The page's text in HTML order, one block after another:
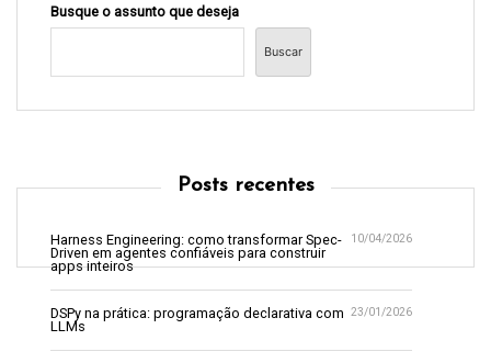
Busque o assunto que deseja
Buscar
Posts recentes
Harness Engineering: como transformar Spec-
Driven em agentes confiáveis para construir
apps inteiros
10/04/2026
DSPy na prática: programação declarativa com
LLMs
23/01/2026